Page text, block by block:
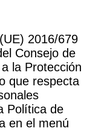
2016/679
Consejo de
la Protección
que respecta
Política de
en el menú